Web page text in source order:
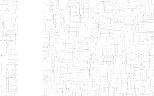
Etablissements
d'enseignement
normal